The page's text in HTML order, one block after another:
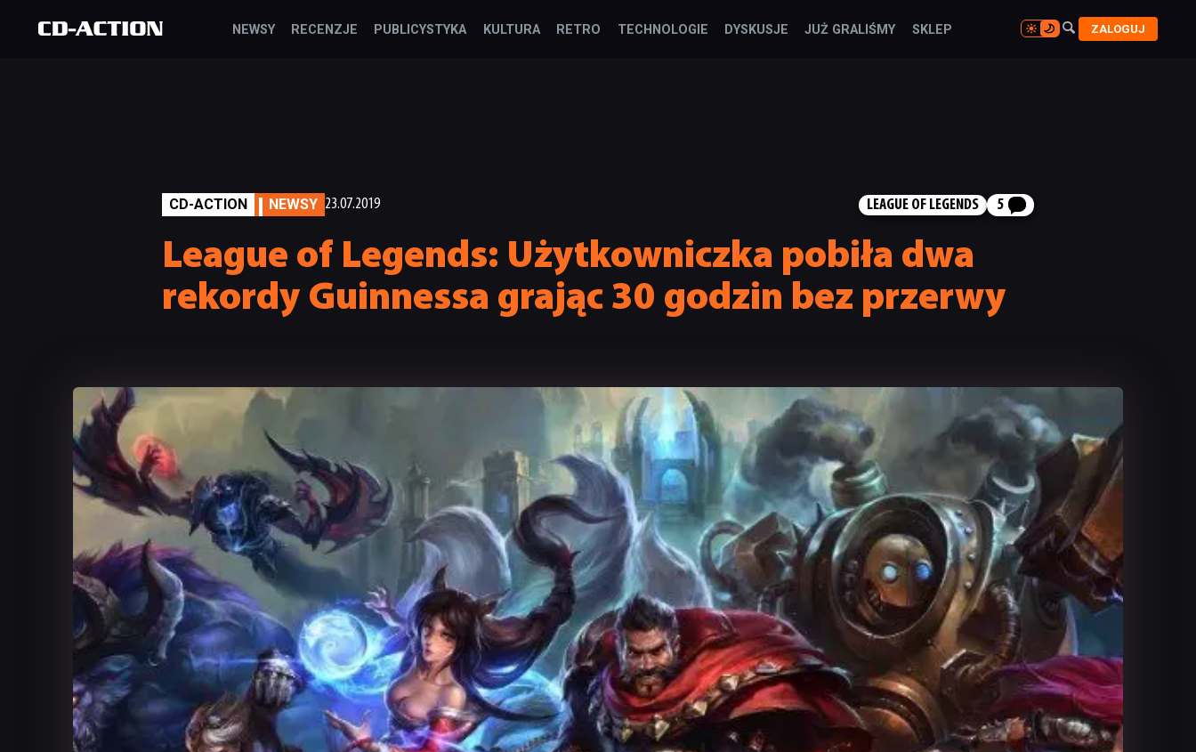
NEWSY RECENZJE PUBLICYSTYKA KULTURA RETRO TECHNOLOGIE DYSKUSJE JUŻ GRALIŚMY SKLEP 
 ZALOGUJ
CD-ACTION NEWSY 23.07.2019 LEAGUE OF LEGENDS 5
League of Legends: Użytkowniczka pobiła dwa
rekordy Guinnessa grając 30 godzin bez przerwy